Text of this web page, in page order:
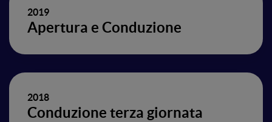
2019
Apertura e Conduzione
2018
Conduzione terza giornata